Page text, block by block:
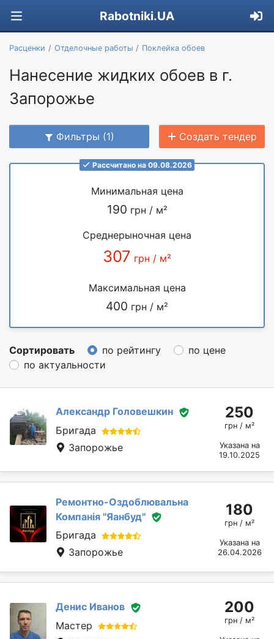
Rabotniki.UA
Расценки Отделочные работы Поклейка обоев
Нанесение жидких обоев в г.
Запорожье
Фильтры (1) Создать тендер
Рассчитано на 09.08.2026
Минимальная цена
190 грн / м²
Среднерыночная цена
307 грн / м²
Максимальная цена
400 грн / м²
Сортировать по рейтингу
по цене
по актуальности
Александр Головешкин
Бригада
Запорожье
250
грн / м²
Указана на
19.10.2025
Ремонтно-Оздоблювальна
Компанія "Яанбуд"
Бригада
Запорожье
180
грн / м²
Указана на
26.04.2026
Денис Иванов
Мастер
200
грн / м²